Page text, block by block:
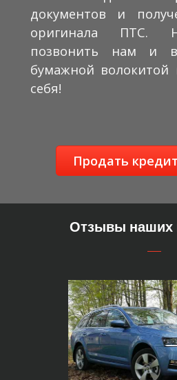
документов и
оригинала ПТС.
позвонить нам и
бумажной
себя!
Продать
Отзывы наших